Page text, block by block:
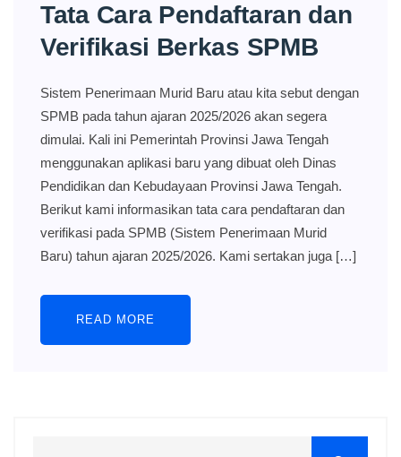
Tata Cara Pendaftaran dan
Verifikasi Berkas SPMB
Sistem Penerimaan Murid Baru atau kita sebut dengan
SPMB pada tahun ajaran 2025/2026 akan segera
dimulai. Kali ini Pemerintah Provinsi Jawa Tengah
menggunakan aplikasi baru yang dibuat oleh Dinas
Pendidikan dan Kebudayaan Provinsi Jawa Tengah.
Berikut kami informasikan tata cara pendaftaran dan
verifikasi pada SPMB (Sistem Penerimaan Murid
Baru) tahun ajaran 2025/2026. Kami sertakan juga […]
READ MORE